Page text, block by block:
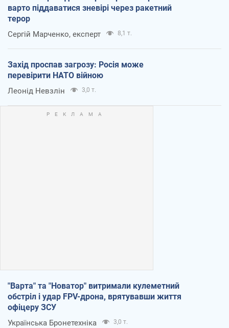
варто піддаватися зневірі через ракетний
терор
Сергій Марченко, експерт 8,1 т.
Захід проспав загрозу: Росія може
перевірити НАТО війною
Леонід Невзлін 3,0 т.
"Варта" та "Новатор" витримали кулеметний
обстріл і удар FPV-дрона, врятувавши життя
офіцеру ЗСУ
Українська Бронетехніка 3,0 т.